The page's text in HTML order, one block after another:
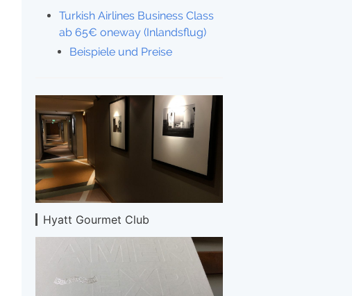
Turkish Airlines Business Class
ab 65€ oneway (Inlandsflug)
Beispiele und Preise
Hyatt Gourmet Club